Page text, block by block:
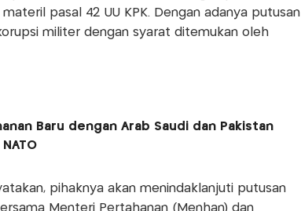
pasal 42 UU KPK. Dengan adanya putusan
militer dengan syarat ditemukan oleh
Baru dengan Arab Saudi dan Pakistan
pihaknya akan menindaklanjuti putusan
Menteri Pertahanan (Menhan) dan